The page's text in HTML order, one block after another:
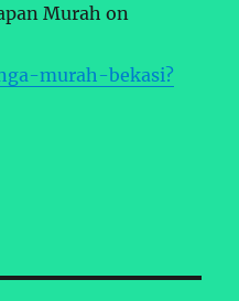
Murah on
murah-bekasi?